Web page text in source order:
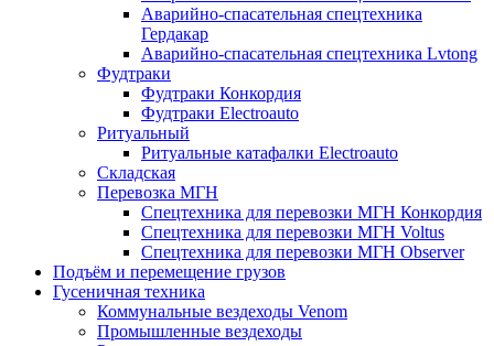
Аварийно-спасательная спецтехника
Гердакар
Аварийно-спасательная спецтехника Lvtong
Фудтраки
Фудтраки Конкордия
Фудтраки Electroauto
Ритуальный
Ритуальные катафалки Electroauto
Складская
Перевозка МГН
Спецтехника для перевозки МГН Конкордия
Спецтехника для перевозки МГН Voltus
Спецтехника для перевозки МГН Observer
Подъём и перемещение грузов
Гусеничная техника
Коммунальные вездеходы Venom
Промышленные вездеходы